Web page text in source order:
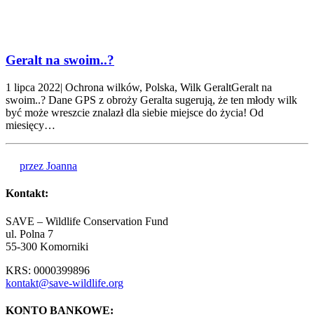
Geralt na swoim..?
1 lipca 2022| Ochrona wilków, Polska, Wilk GeraltGeralt na
swoim..? Dane GPS z obroży Geralta sugerują, że ten młody wilk
być może wreszcie znalazł dla siebie miejsce do życia! Od
miesięcy…
przez Joanna
Kontakt:
SAVE – Wildlife Conservation Fund
ul. Polna 7
55-300 Komorniki
KRS: 0000399896
kontakt@save-wildlife.org
KONTO BANKOWE: